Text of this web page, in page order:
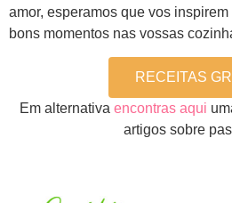
amor, esperamos que vos
bons momentos nas vossas
RECEITAS
Em alternativa encontras aqui
artigos sobre